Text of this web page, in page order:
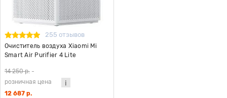
255 отзывов
Очиститель воздуха Xiaomi Mi
Smart Air Purifier 4 Lite
14 250 р. -
розничная цена
12 687 р.